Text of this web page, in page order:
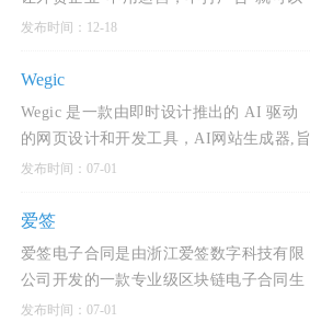
通过海外社媒“精准匹配，营销转化海外
发布时间：12-18
Wegic
Wegic 是一款由即时设计推出的 AI 驱动
的网页设计和开发工具，AI网站生成器,旨
在通过对话式界面简化网站创建过程。用
需编程或设计经验即可快速创建个性化网
站。Wegic 支持多种类型
发布时间：07-01
爱签
爱签电子合同是由浙江爱签数字科技有限
公司开发的一款专业级区块链电子合同生
态服务产品，致力于为企业提供从合同签
发布时间：07-01